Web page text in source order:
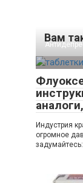
Вам
Индустрия
огромное